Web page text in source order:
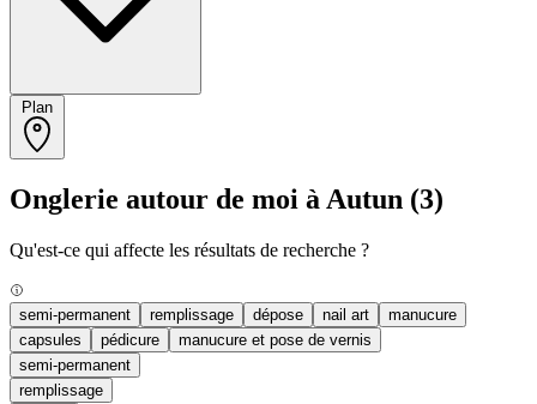
Onglerie autour de moi à Autun (3)
Qu'est-ce qui affecte les résultats de recherche ?
semi-permanent remplissage dépose nail art
manucure
capsules
pédicure
manucure et pose de vernis
semi-permanent
remplissage